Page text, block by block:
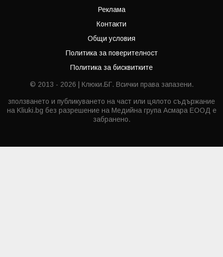
Реклама
Контакти
Общи условия
Политика за поверителност
Политика за бисквитките
© 2013 - 2026 | Клюки.БГ. Всички права запазени.
зползването и публикуването на част или цялото съдържание
на Kliuki.bg без разрешение на Медийна група Асмара ЕООД е
забранено.